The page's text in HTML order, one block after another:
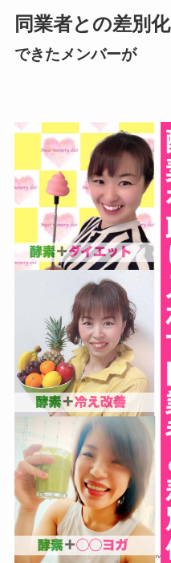
同業者との差別化
できたメンバーが